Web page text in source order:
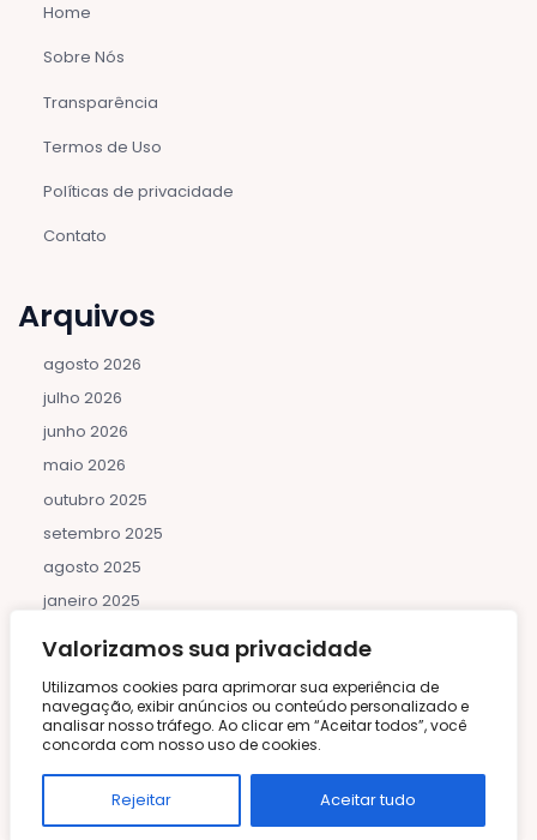
Valorizamos sua privacidade
Utilizamos cookies para aprimorar sua experiência de
navegação, exibir anúncios ou conteúdo personalizado e
analisar nosso tráfego. Ao clicar em “Aceitar todos”, você
concorda com nosso uso de cookies.
Rejeitar Aceitar tudo
Home
Sobre Nós
Transparência
Termos de Uso
Políticas de privacidade
Contato
Arquivos
agosto 2026
julho 2026
junho 2026
maio 2026
outubro 2025
setembro 2025
agosto 2025
janeiro 2025
dezembro 2024
outubro 2024
abril 2024
Categorias